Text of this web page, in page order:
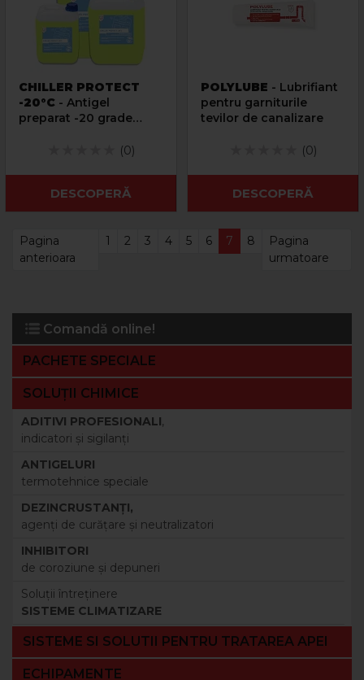
Comandă online!
PACHETE SPECIALE
SOLUȚII CHIMICE
ADITIVI PROFESIONALI,
indicatori şi sigilanţi
ANTIGELURI
termotehnice speciale
DEZINCRUSTANŢI,
agenţi de curăţare şi neutralizatori
INHIBITORI
de coroziune şi depuneri
Soluţii întreţinere
SISTEME CLIMATIZARE
SISTEME SI SOLUTII PENTRU TRATAREA APEI
ECHIPAMENTE
CHILLER PROTECT
-20°C - Antigel
preparat -20 grade
(0)
DESCOPERĂ
POLYLUBE - Lubrifiant
pentru garniturile
tevilor de canalizare
(0)
DESCOPERĂ
Pagina
anterioara
1 2 3 4 5 6 7 8
Pagina
urmatoare